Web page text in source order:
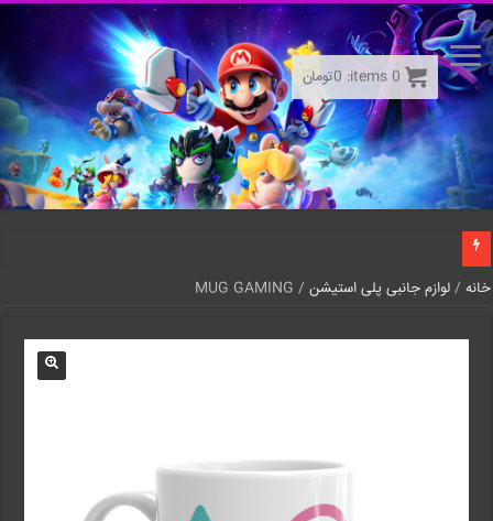
خانه /لوازم جانبی پلی استیشن / MUG GAMING
0
items:
0تومان